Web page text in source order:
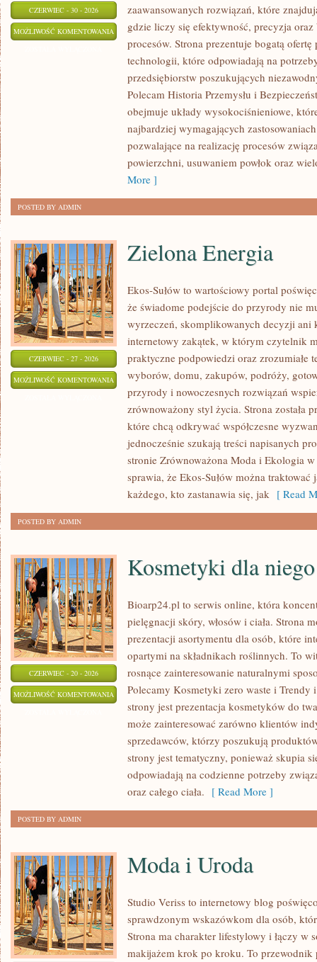
CZERWIEC - 30 - 2026
MOŻLIWOŚĆ KOMENTOWANIA CIEKAWOSTKI
GIGANTY
ŚWIATA
zaawansowanych rozwiązań, które
gdzie liczy się efektywność, precyzja
procesów. Strona prezentuje bogatą ofertę
technologii, które odpowiadają na
przedsiębiorstw poszukujących
Polecam Historia Przemysłu i
obejmuje układy wysokociśnieniowe,
najbardziej wymagających
pozwalające na realizację procesów
powierzchni, usuwaniem powłok oraz
More ]
POSTED BY ADMIN
CZERWIEC - 27 - 2026
MOŻLIWOŚĆ KOMENTOWANIA ZIELONA
ENERGIA
Zielona Energia
Ekos-Sułów to wartościowy portal
że świadome podejście do przyrody nie
wyrzeczeń, skomplikowanych decyzji ani
internetowy zakątek, w którym czytelnik
praktyczne podpowiedzi oraz zrozumiałe
wyborów, domu, zakupów, podróży,
przyrody i nowoczesnych rozwiązań
zrównoważony styl życia. Strona została
które chcą odkrywać współczesne
jednocześnie szukają treści napisanych
stronie Zrównoważona Moda i Ekologia
sprawia, że Ekos-Sułów można
każdego, kto zastanawia się, jak [ Read
POSTED BY ADMIN
CZERWIEC - 20 - 2026
MOŻLIWOŚĆ KOMENTOWANIA KOSMETYKI
NIEGO
Kosmetyki dla niego
Bioarp24.pl to serwis online, która
pielęgnacji skóry, włosów i ciała. Strona
prezentacji asortymentu dla osób, które
opartymi na składnikach roślinnych. To
rosnące zainteresowanie naturalnymi
Polecamy Kosmetyki zero waste i Trendy
strony jest prezentacja kosmetyków do
może zainteresować zarówno klientów
sprzedawców, którzy poszukują
strony jest tematyczny, ponieważ skupia
odpowiadają na codzienne potrzeby
oraz całego ciała. [ Read More ]
POSTED BY ADMIN
Moda i Uroda
Studio Veriss to internetowy blog
sprawdzonym wskazówkom dla osób,
Strona ma charakter lifestylowy i łączy w
makijażem krok po kroku. To